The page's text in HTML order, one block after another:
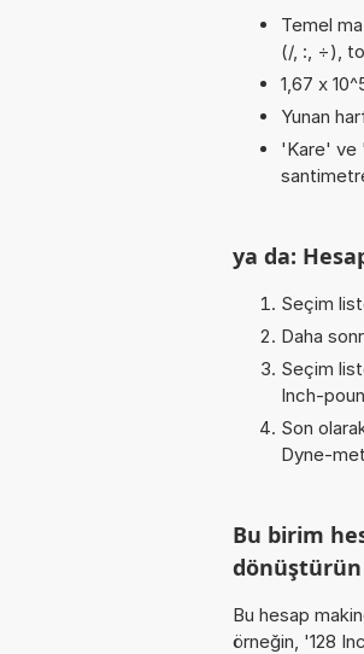
Temel
(/, :, ÷),
1,67 x
Yunan
'Kare' ve
ya da:
Seçim
Daha
Seçim
Inch-
Son
Dyne-
Bu birim
dönüştürün
Bu hesap
örneğin, '128